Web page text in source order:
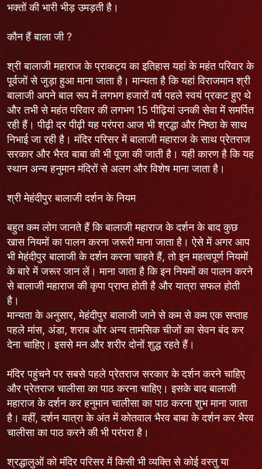
भक्तों की भारी भीड़ उमड़ती है।
कौन हैं बाला जी ?
श्री बालाजी महाराज के प्राकट्य का इतिहास यहां के महंत परिवार के
पूर्वजों से जुड़ा हुआ माना जाता है। मान्यता है कि यहां विराजमान श्री
बालाजी अपने बाल रूप में लगभग हजारों वर्ष पहले स्वयं प्रकट हुए थे
और तभी से महंत परिवार की लगभग 15 पीढ़ियां उनकी सेवा में समर्पित
रही हैं। पीढ़ी दर पीढ़ी यह परंपरा आज भी श्रद्धा और निष्ठा के साथ
निभाई जा रही है। मंदिर परिसर में बालाजी महाराज के साथ प्रेतराज
सरकार और भैरव बाबा की भी पूजा की जाती है। यही कारण है कि यह
स्थान अन्य हनुमान मंदिरों से अलग और विशेष माना जाता है।
श्री मेहंदीपुर बालाजी दर्शन के नियम
बहुत कम लोग जानते हैं कि बालाजी महाराज के दर्शन के बाद कुछ
खास नियमों का पालन करना जरूरी माना जाता है। ऐसे में अगर आप
भी मेहंदीपुर बालाजी के दर्शन करना चाहते हैं, तो इन महत्वपूर्ण नियमों
के बारे में जरूर जान लें। माना जाता है कि इन नियमों का पालन करने
से बालाजी महाराज की कृपा प्राप्त होती है और यात्रा सफल होती
है।
मान्यता के अनुसार, मेहंदीपुर बालाजी जाने से कम से कम एक सप्ताह
पहले मांस, अंडा, शराब और अन्य तामसिक चीजों का सेवन बंद कर
देना चाहिए। इससे मन और शरीर दोनों शुद्ध रहते हैं।
मंदिर पहुंचने पर सबसे पहले प्रेतराज सरकार के दर्शन करने चाहिए
और प्रेतराज चालीसा का पाठ करना चाहिए। इसके बाद बालाजी
महाराज के दर्शन कर हनुमान चालीसा का पाठ करना शुभ माना जाता
है। वहीं, दर्शन यात्रा के अंत में कोतवाल भैरव बाबा के दर्शन कर भैरव
चालीसा का पाठ करने की भी परंपरा है।
श्रद्धालुओं को मंदिर परिसर में किसी भी व्यक्ति से कोई वस्तु या